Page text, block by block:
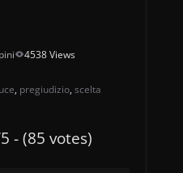
4538 Views
, pregiudizio, scelta
- (85 votes)